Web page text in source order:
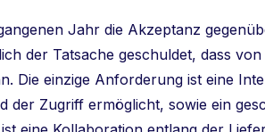
Jahr die Akzeptanz
der Tatsache geschuldet, dass
Die einzige Anforderung ist eine
der Zugriff ermöglicht, sowie ein